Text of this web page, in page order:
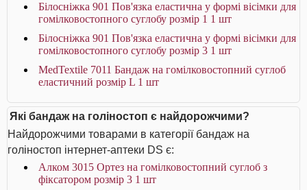
Білосніжка 901 Пов'язка еластична у формі вісімки для
гомілковостопного суглобу розмір 1 1 шт
Білосніжка 901 Пов'язка еластична у формі вісімки для
гомілковостопного суглобу розмір 3 1 шт
MedTextile 7011 Бандаж на гомілковостопний суглоб
еластичний розмір L 1 шт
Які бандаж на голіностоп є найдорожчими?
Найдорожчими товарами в категорії бандаж на
голіностоп інтернет-аптеки DS є:
Алком 3015 Ортез на гомілковостопний суглоб з
фіксатором розмір 3 1 шт